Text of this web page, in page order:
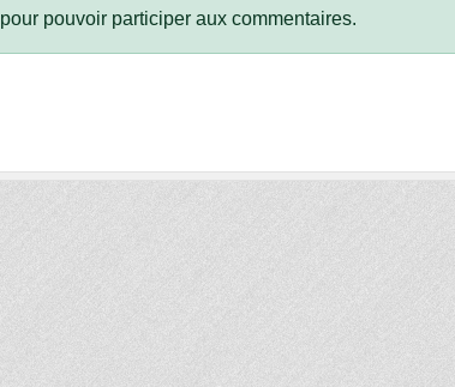
pour pouvoir participer aux commentaires.